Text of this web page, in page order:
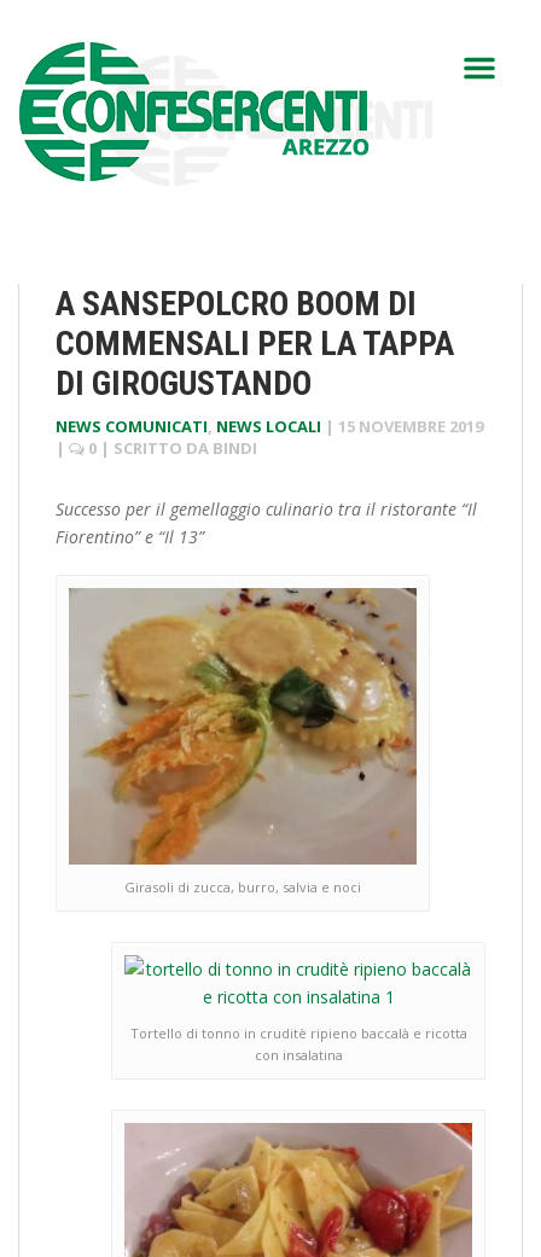
A SANSEPOLCRO BOOM DI
COMMENSALI PER LA TAPPA
DI GIROGUSTANDO
NEWS COMUNICATI, NEWS LOCALI | 15 NOVEMBRE 2019
|
0 | SCRITTO DA BINDI
Successo per il gemellaggio culinario tra il ristorante “Il
Fiorentino” e “Il 13”
Girasoli di zucca, burro, salvia e noci
Tortello di tonno in cruditè ripieno baccalà e ricotta
con insalatina